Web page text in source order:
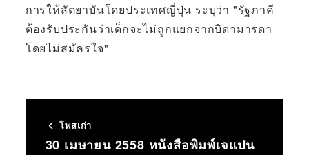
การให้สัตยาบันโดยประเทศญี่ปุ่น ระบุว่า "รัฐภาคี
ต้องรับประกันว่าเด็กจะไม่ถูกแยกจากบิดามารดา
โดยไม่สมัครใจ"
โพสเก่า
30 เมษายน 2558 หนังสือพิมพ์เจแปน